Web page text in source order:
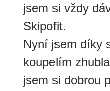
jsem si vždy
Skipofit.
Nyní jsem díky
koupelím
jsem si dobrou